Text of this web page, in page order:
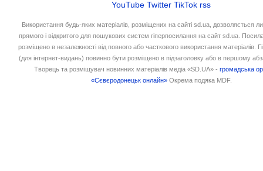
YouTube Twitter TikTok rss
Використання будь-яких матеріалів, розміщених на сайті sd.ua, дозволяється
прямого і відкритого для пошукових систем гіперпосилання на сайт sd.ua.
розміщено в незалежності від повного або часткового використання матеріалів.
(для інтернет-видань) повинно бути розміщено в підзаголовку або в першому
Творець та розміщувач новинних матеріалів медіа «SD.UA» -громадська
«Сєвєродонецьк онлайн» Окрема подяка MDF.